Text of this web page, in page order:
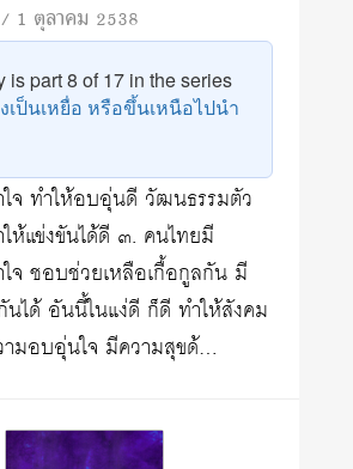
/ 1 ตุลาคม 2538
is part 8 of 17 in the series
เป็นเหยื่อ หรือขึ้นเหนือไปนำ
จ ทำให้อบอุ่นดี วัฒนธรรมตัว
ห้แข่งขันได้ดี ๓. คนไทยมี
จ ชอบช่วยเหลือเกื้อกูลกัน มี
นได้ อันนี้ในแง่ดี ก็ดี ทำให้สังคม
มอบอุ่นใจ มีความสุขด้…